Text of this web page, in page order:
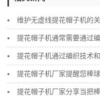
维护无虚线提花帽子机的
提花帽子机通常需要通过
提花帽子机通过编织技术
提花帽子机厂家提醒您棒
提花帽子机厂家分享当把